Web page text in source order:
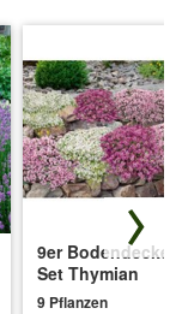
9er
Set Thymian
9 Pflanzen